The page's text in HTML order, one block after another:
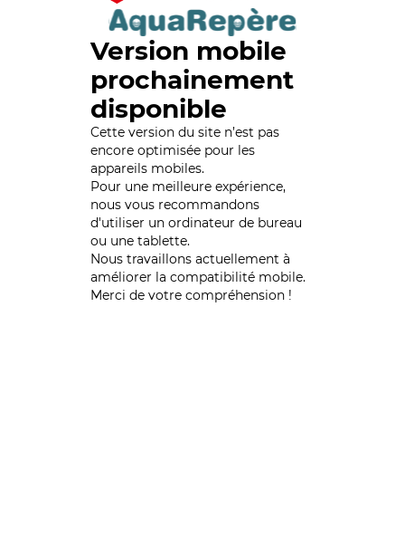
Version mobile
prochainement
disponible
Cette version du site n’est pas
encore optimisée pour les
appareils mobiles.
Pour une meilleure expérience,
nous vous recommandons
d'utiliser un ordinateur de bureau
ou une tablette.
Nous travaillons actuellement à
améliorer la compatibilité mobile.
Merci de votre compréhension !